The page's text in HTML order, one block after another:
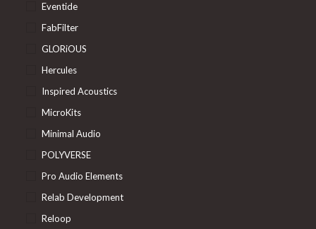
Eventide
FabFilter
GLORiOUS
Hercules
Inspired Acoustics
MicroKits
Minimal Audio
POLYVERSE
Pro Audio Elements
Relab Development
Reloop